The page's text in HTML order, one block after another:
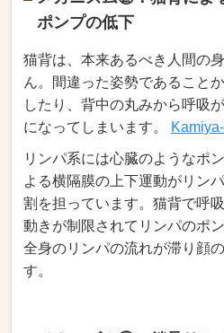
ポンプの低下
猫背は、本来あるべき人間の
ん。間違った姿勢であること
したり、背中の丸みから呼吸
になってしまいます。
リンパ系には心臓のようなポ
よる横隔膜の上下運動がリン
割を担っています。猫背で呼
動きが制限されてリンパのポ
全身のリンパの流れが滞り顔
す。